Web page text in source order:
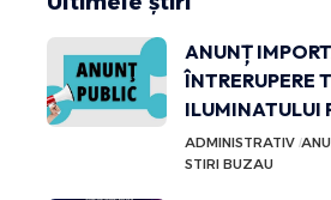
ANUNȚ
ÎNTRERUPERE
ILUMINATULUI
ADMINISTRATIV
STIRI BUZAU